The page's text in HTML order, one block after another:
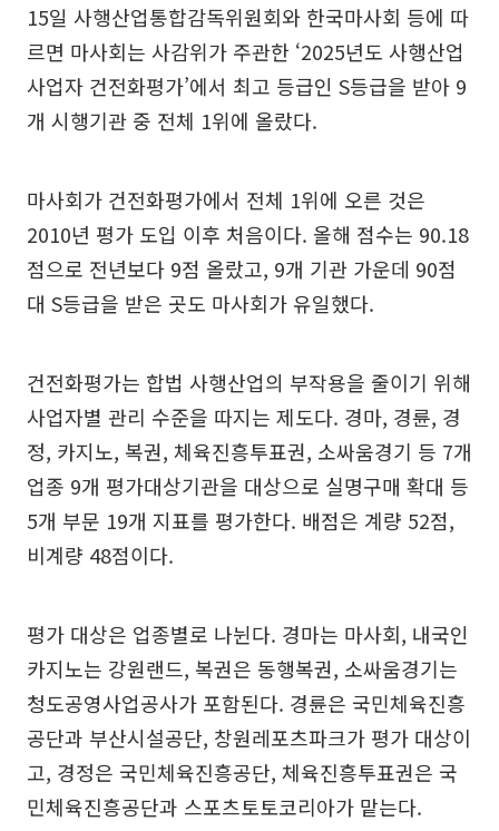
15일 사행산업통합감독위원회와 한국마사회 등에 따
르면 마사회는 사감위가 주관한 ‘2025년도 사행산업
사업자 건전화평가’에서 최고 등급인 S등급을 받아 9
개 시행기관 중 전체 1위에 올랐다.
마사회가 건전화평가에서 전체 1위에 오른 것은
2010년 평가 도입 이후 처음이다. 올해 점수는 90.18
점으로 전년보다 9점 올랐고, 9개 기관 가운데 90점
대 S등급을 받은 곳도 마사회가 유일했다.
건전화평가는 합법 사행산업의 부작용을 줄이기 위해
사업자별 관리 수준을 따지는 제도다. 경마, 경륜, 경
정, 카지노, 복권, 체육진흥투표권, 소싸움경기 등 7개
업종 9개 평가대상기관을 대상으로 실명구매 확대 등
5개 부문 19개 지표를 평가한다. 배점은 계량 52점,
비계량 48점이다.
평가 대상은 업종별로 나뉜다. 경마는 마사회, 내국인
카지노는 강원랜드, 복권은 동행복권, 소싸움경기는
청도공영사업공사가 포함된다. 경륜은 국민체육진흥
공단과 부산시설공단, 창원레포츠파크가 평가 대상이
고, 경정은 국민체육진흥공단, 체육진흥투표권은 국
민체육진흥공단과 스포츠토토코리아가 맡는다.